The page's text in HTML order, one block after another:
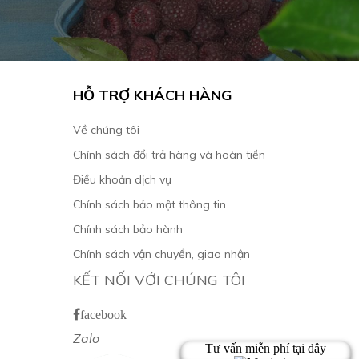
HỖ TRỢ KHÁCH HÀNG
Về chúng tôi
Chính sách đổi trả hàng và hoàn tiền
Điều khoản dịch vụ
Chính sách bảo mật thông tin
Chính sách bảo hành
Chính sách vận chuyển, giao nhận
KẾT NỐI VỚI CHÚNG TÔI
facebook
Zalo